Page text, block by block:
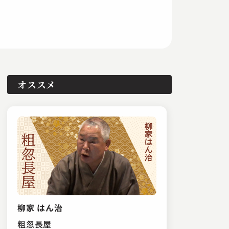
オススメ
柳家 はん治
粗忽長屋